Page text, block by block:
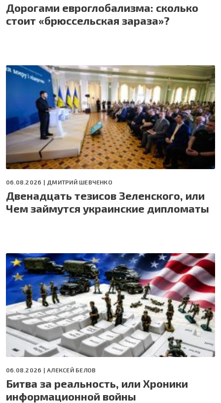
Дорогами евроглобализма: сколько
стоит «брюссельская зараза»?
06.08.2026 | ДМИТРИЙ ШЕВЧЕНКО
Двенадцать тезисов Зеленского, или
Чем займутся украинские дипломаты
06.08.2026 |АЛЕКСЕЙ БЕЛОВ
Битва за реальность, или Хроники
информационной войны